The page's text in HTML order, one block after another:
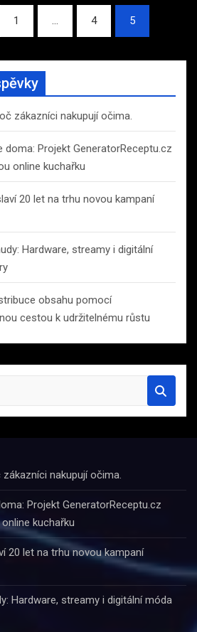
1 … 4 5
zákazníci nakupují očima.
Projekt GeneratorReceptu.cz
online kuchařku
20 let na trhu novou kampaní
Hardware, streamy i digitální
obsahu pomocí
cestou k udržitelnému růstu
nakupují očima.
Projekt GeneratorReceptu.cz
kuchařku
20 let na trhu novou kampaní
Hardware, streamy i digitální móda